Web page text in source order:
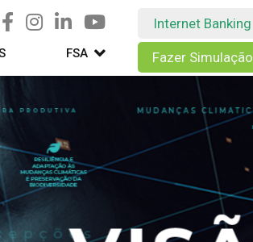
FSA
Internet Banking
Fazer Simulação